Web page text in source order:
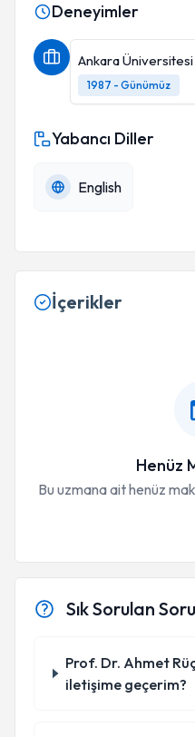
Deneyimler
Ankara
1987 - Günümüz
Yabancı Diller
English
İçerikler
Henüz
Bu uzmana ait henüz
Sık Sorulan
Prof. Dr. Ahmet
iletişime geçerim?